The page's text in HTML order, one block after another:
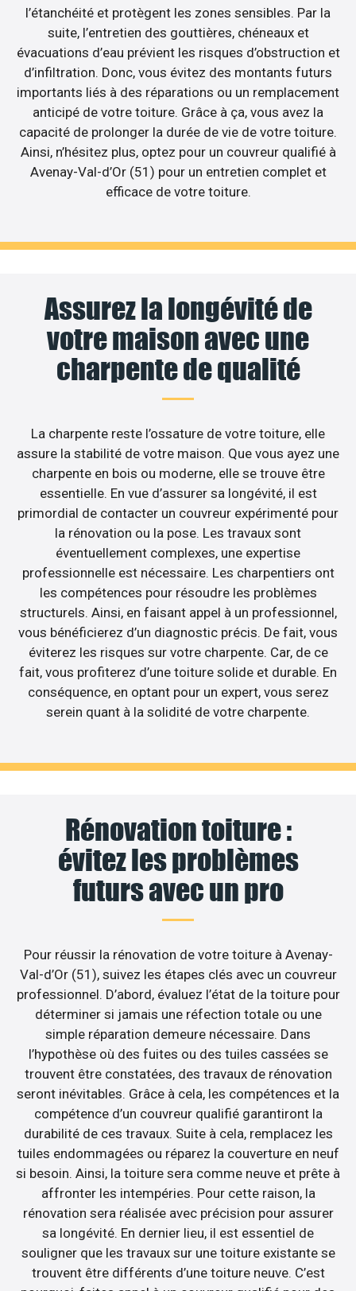
l’étanchéité et protègent les zones sensibles. Par la
suite, l’entretien des gouttières, chéneaux et
évacuations d’eau prévient les risques d’obstruction et
d’infiltration. Donc, vous évitez des montants futurs
importants liés à des réparations ou un remplacement
anticipé de votre toiture. Grâce à ça, vous avez la
capacité de prolonger la durée de vie de votre toiture.
Ainsi, n’hésitez plus, optez pour un couvreur qualifié à
Avenay-Val-d’Or (51) pour un entretien complet et
efficace de votre toiture.
Assurez la longévité de
votre maison avec une
charpente de qualité
La charpente reste l’ossature de votre toiture, elle
assure la stabilité de votre maison. Que vous ayez une
charpente en bois ou moderne, elle se trouve être
essentielle. En vue d’assurer sa longévité, il est
primordial de contacter un couvreur expérimenté pour
la rénovation ou la pose. Les travaux sont
éventuellement complexes, une expertise
professionnelle est nécessaire. Les charpentiers ont
les compétences pour résoudre les problèmes
structurels. Ainsi, en faisant appel à un professionnel,
vous bénéficierez d’un diagnostic précis. De fait, vous
éviterez les risques sur votre charpente. Car, de ce
fait, vous profiterez d’une toiture solide et durable. En
conséquence, en optant pour un expert, vous serez
serein quant à la solidité de votre charpente.
Rénovation toiture :
évitez les problèmes
futurs avec un pro
Pour réussir la rénovation de votre toiture à Avenay-
Val-d’Or (51), suivez les étapes clés avec un couvreur
professionnel. D’abord, évaluez l’état de la toiture pour
déterminer si jamais une réfection totale ou une
simple réparation demeure nécessaire. Dans
l’hypothèse où des fuites ou des tuiles cassées se
trouvent être constatées, des travaux de rénovation
seront inévitables. Grâce à cela, les compétences et la
compétence d’un couvreur qualifié garantiront la
durabilité de ces travaux. Suite à cela, remplacez les
tuiles endommagées ou réparez la couverture en neuf
si besoin. Ainsi, la toiture sera comme neuve et prête à
affronter les intempéries. Pour cette raison, la
rénovation sera réalisée avec précision pour assurer
sa longévité. En dernier lieu, il est essentiel de
souligner que les travaux sur une toiture existante se
trouvent être différents d’une toiture neuve. C’est